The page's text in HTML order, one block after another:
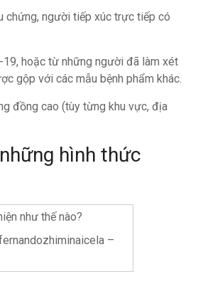
chứng, người tiếp xúc trực tiếp có
19, hoặc từ những người đã làm xét
gộp với các mẫu bệnh phẩm khác.
đồng cao (tùy từng khu vực, địa
hình thức
–